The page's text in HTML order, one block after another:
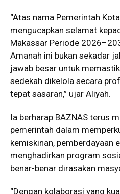
“Atas nama Pemerintah
mengucapkan selamat
Makassar Periode
Amanah ini bukan sekadar
jawab besar untuk
sedekah dikelola secara
tepat sasaran,” ujar Aliyah.
Ia berharap BAZNAS terus
pemerintah dalam
kemiskinan, pemberdayaan
menghadirkan program
benar-benar dirasakan
“Dengan kolaborasi yang